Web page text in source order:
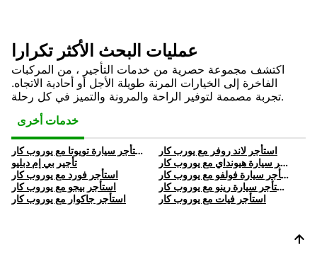
عمليات البحث الأكثر تكرارا
اكتشف مجموعة حصرية من خدمات التأجير ، من المركبات
الفاخرة إلى الخيارات المرنة طويلة الأجل أو أحادية الاتجاه.
تجربة مصممة لتوفير الراحة والمرونة والتميز في كل رحلة.
خدمات أخرى
إيجار تويوتا: استأجر سيارة تويوتا مع يوروب كار
استأجر لاند روفر مع يورب كار
تأجير بي إم دبليو
إيجار هيونداي: استأجر سيارة هيونداي مع يوروب كار
استأجر فورد مع يوروب كار
إيجار فولفو: استأجر سيارة فولفو مع يوروب كار
استأجر بيجو مع يوروب كار
إيجار رينو: استأجر سيارة رينو مع يوروب كار
استأجر جاكوار مع يوروب كار
استأجر فيات مع يوروب كار